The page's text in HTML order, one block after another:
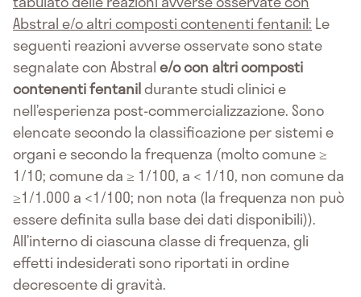
Abstral e/o altri composti contenenti fentanil: Le
seguenti reazioni avverse osservate sono state
segnalate con Abstrale/o con altri composti
contenenti fentanildurante studi clinici e
nell’esperienza post-commercializzazione. Sono
elencate secondo la classificazione per sistemi e
organi e secondo la frequenza (molto comune ≥
1/10; comune da ≥ 1/100, a < 1/10, non comune da
≥1/1.000 a <1/100; non nota (la frequenza non può
essere definita sulla base dei dati disponibili)).
All’interno di ciascuna classe di frequenza, gli
effetti indesiderati sono riportati in ordine
decrescente di gravità.